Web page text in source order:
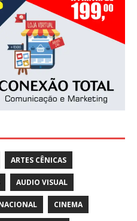
ARTES CÊNICAS
AUDIO VISUAL
CINEMA